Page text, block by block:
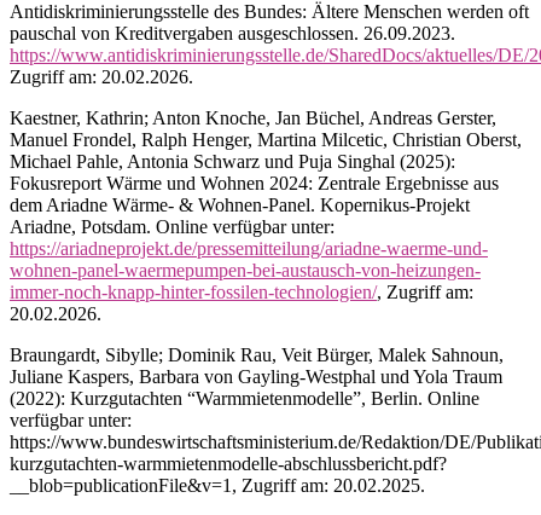
Antidiskriminierungsstelle des Bundes: Ältere Menschen werden oft
pauschal von Kreditvergaben ausgeschlossen. 26.09.2023.
https://www.antidiskriminierungsstelle.de/SharedDocs/aktuelles/DE/
Zugriff am: 20.02.2026.
Kaestner, Kathrin; Anton Knoche, Jan Büchel, Andreas Gerster,
Manuel Frondel, Ralph Henger, Martina Milcetic, Christian Oberst,
Michael Pahle, Antonia Schwarz und Puja Singhal (2025):
Fokusreport Wärme und Wohnen 2024: Zentrale Ergebnisse aus
dem Ariadne Wärme- & Wohnen-Panel. Kopernikus-Projekt
Ariadne, Potsdam. Online verfügbar unter:
https://ariadneprojekt.de/pressemitteilung/ariadne-waerme-und-
wohnen-panel-waermepumpen-bei-austausch-von-heizungen-
immer-noch-knapp-hinter-fossilen-technologien/, Zugriff am:
20.02.2026.
Braungardt, Sibylle; Dominik Rau, Veit Bürger, Malek Sahnoun,
Juliane Kaspers, Barbara von Gayling-Westphal und Yola Traum
(2022): Kurzgutachten “Warmmietenmodelle”, Berlin. Online
verfügbar unter:
https://www.bundeswirtschaftsministerium.de/Redaktion/DE/
kurzgutachten-warmmietenmodelle-abschlussbericht.pdf?
__blob=publicationFile&v=1, Zugriff am: 20.02.2025.